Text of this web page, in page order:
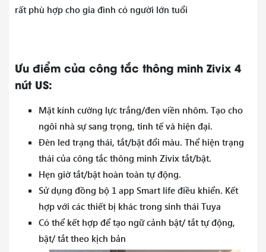
rất phù hợp cho gia đình có người lớn tuổi
Ưu điểm của công tắc thông minh Zivix 4
nút US:
Mặt kính cường lực trắng/đen viền nhôm. Tạo cho
ngôi nhà sự sang trọng, tinh tế và hiện đại.
Đèn led trạng thái, tắt/bật đổi màu. Thể hiện trạng
thái của công tắc thông minh Zivix tắt/bật.
Hẹn giờ tắt/bật hoàn toàn tự động.
Sử dụng đồng bộ 1 app Smart life điều khiển. Kết
hợp với các thiết bị khác trong sinh thái Tuya
Có thể kết hợp để tạo ngữ cảnh bật/ tắt tự động,
bật/ tắt theo kịch bản